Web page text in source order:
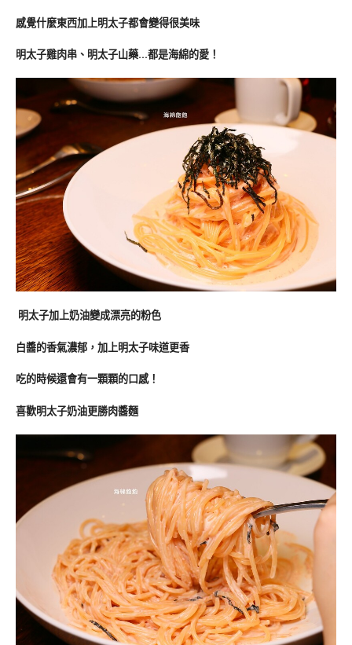
感覺什麼東西加上明太子都會變得很美味
明太子雞肉串、明太子山藥…都是海綿的愛！
明太子加上奶油變成漂亮的粉色
白醬的香氣濃郁，加上明太子味道更香
吃的時候還會有一顆顆的口感！
喜歡明太子奶油更勝肉醬麵